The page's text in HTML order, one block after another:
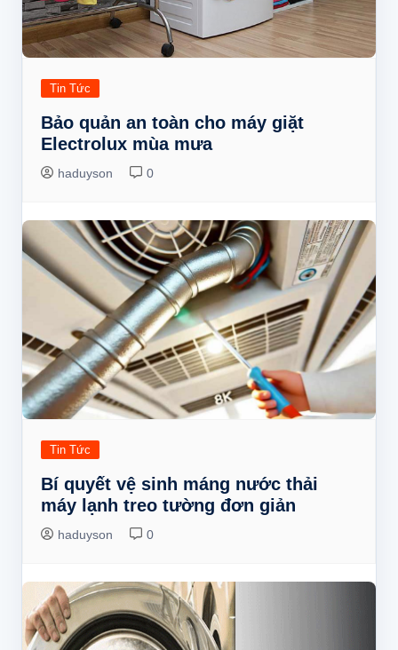
Tin Tức
Bảo quản an toàn cho máy giặt
Electrolux mùa mưa
haduyson 0
Tin Tức
Bí quyết vệ sinh máng nước thải
máy lạnh treo tường đơn giản
haduyson 0